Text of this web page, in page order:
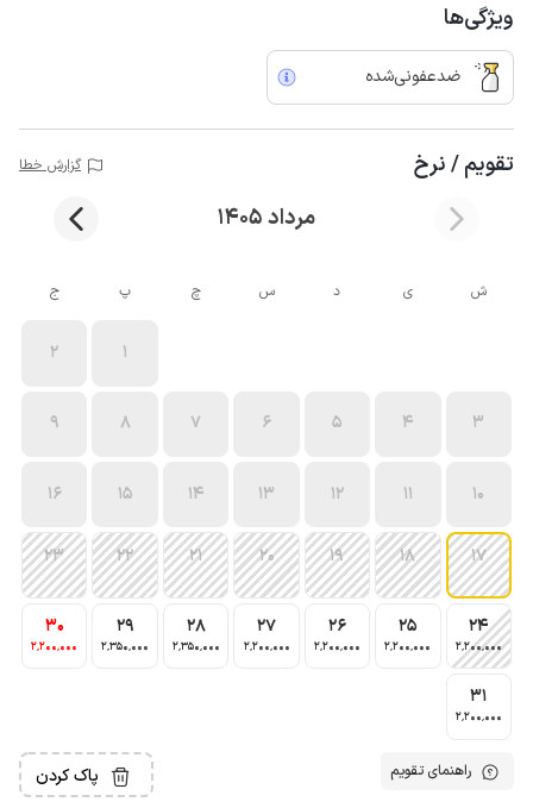
ویژگی‌ها
ضدعفونی‌شده
تقویم / نرخ گزارش خطا
مرداد 1405
ش ی د س چ پ ج
1
2
3
4
5
6
7
8
9
10
11
12
13
14
15
16
17
18
19
20
21
22
23
24
2٬200٬000
25
2٬200٬000
26
2٬200٬000
27
2٬200٬000
28
2٬350٬000
29
2٬350٬000
30
2٬200٬000
31
2٬200٬000
راهنمای تقویم پاک کردن